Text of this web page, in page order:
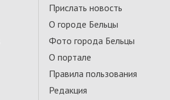
Прислать новость
О городе Бельцы
Фото города Бельцы
О портале
Правила пользования
Редакция